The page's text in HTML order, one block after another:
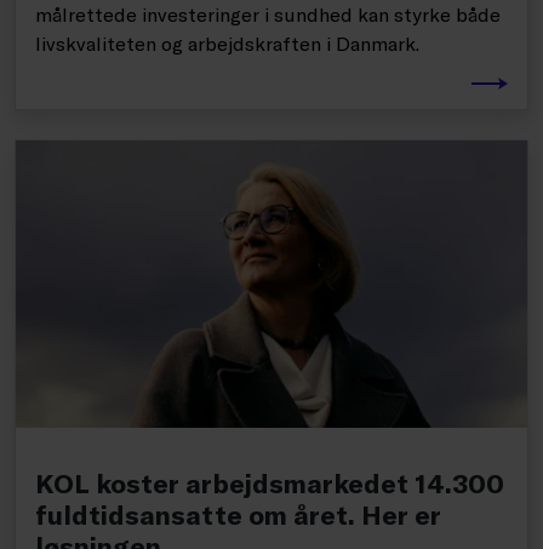
målrettede investeringer i sundhed kan styrke både
livskvaliteten og arbejdskraften i Danmark.
KOL koster arbejdsmarkedet 14.300
fuldtidsansatte om året. Her er